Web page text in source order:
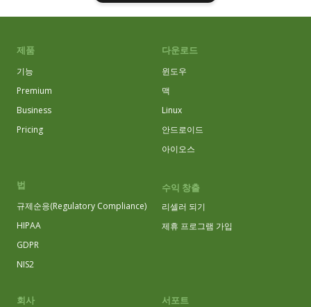
제품
기능
Premium
Business
Pricing
다운로드
윈도우
맥
Linux
안드로이드
아이오스
법
규제순응(Regulatory Compliance)
HIPAA
GDPR
NIS2
수익 창출
리셀러 되기
제휴 프로그램 가입
회사 서포트